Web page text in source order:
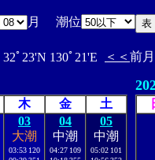
月 潮位
32ﾟ23'N 130ﾟ21'E ＜＜ 前月
木 金 土
03
大潮
03:53 120
04
中潮
04:27 109
05
中潮
05:02 101